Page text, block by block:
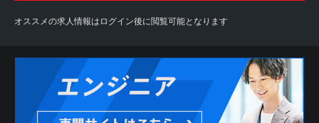
オススメの求人情報はログイン後に閲覧可能となります